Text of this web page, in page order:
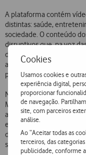
Cookies
Usamos cookies e
experiência digital,
proporcionar
de navegação.
site, com parceiros
análise.
Ao “Aceitar todas as
terceiros, das
publicidade, conforme
A plataforma contém
distintas: saúde,
sociedade. O conteúdo
disruptivos que, na voz
desenvolveram, são
assim, perceber de que
pode ter um impacto
No Vodafone Future é
Massimo Marchiori, o
algoritmo do Google; ficar
edifícios, que servirão
desenvolvida uma
silenciosa.